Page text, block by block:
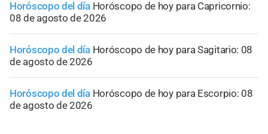
Horóscopo del día Horóscopo de hoy para Capricornio:
08 de agosto de 2026
Horóscopo del día Horóscopo de hoy para Sagitario: 08
de agosto de 2026
Horóscopo del día Horóscopo de hoy para Escorpio: 08
de agosto de 2026